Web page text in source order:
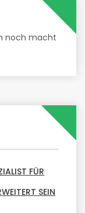
noch macht
FÜR
SEIN